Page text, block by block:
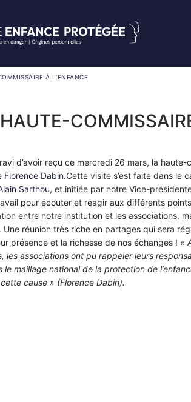
À L’ENFANCE
d’avoir reçu ce mercredi 26 mars, la haute-
Florence Dabin.Cette visite s’est faite dans le
Sarthou, et initiée par notre Vice-
pour écouter et réagir aux différents
entre notre institution et les associations,
réunion très riche en partages qui sera
présence et la richesse de nos échanges ! «
les associations ont pu rappeler leurs
le maillage national de la protection de
cause » (Florence Dabin).